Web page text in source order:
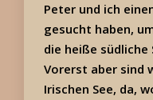
Peter und ich
gesucht haben,
die heiße südliche
Vorerst aber sind
Irischen See, da,